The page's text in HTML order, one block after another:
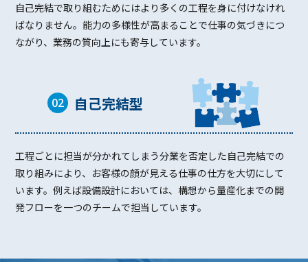
自己完結で取り組むためにはより多くの工程を身に付けなけれ
ばなりません。能力の多様性が高まることで仕事の気づきにつ
ながり、業務の質向上にも寄与しています。
02 ⾃⼰完結型
工程ごとに担当が分かれてしまう分業を否定した自己完結での
取り組みにより、お客様の顔が見える仕事の仕方を大切にして
います。例えば設備設計においては、構想から量産化までの開
発フローを一つのチームで担当しています。